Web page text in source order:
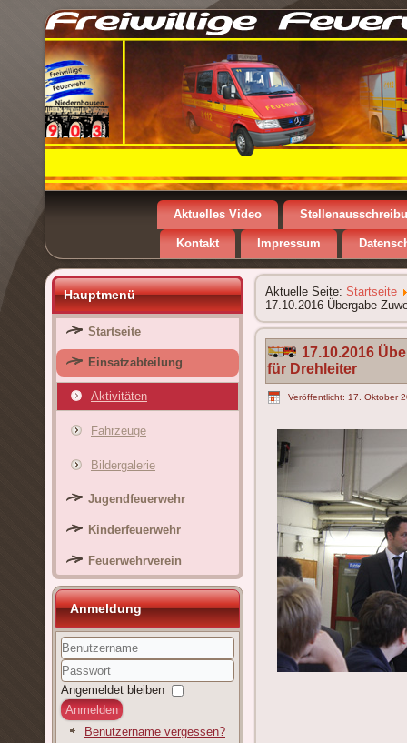
Aktuelles Video
Kontakt Impressum
Hauptmenü
Startseite
Einsatzabteilung
Aktivitäten
Fahrzeuge
Bildergalerie
Jugendfeuerwehr
Kinderfeuerwehr
Feuerwehrverein
Anmeldung
Benutzername
Passwort
Angemeldet bleiben
Anmelden
Benutzername vergessen?
Aktuelle Seite: Startseite
17.10.2016 Übergabe
17.10.2016
für Drehleiter
Veröffentlicht: 17. Oktober